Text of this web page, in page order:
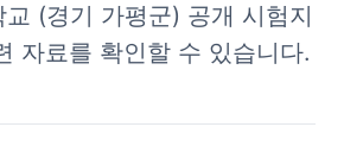
(경기 가평군) 공개 시험지
자료를 확인할 수 있습니다.